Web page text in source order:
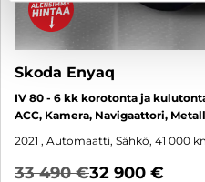
Skoda Enyaq
IV 80 - 6 kk korotonta ja
ACC, Kamera, Navigaattori,
2021 , Automaatti, Sähkö, 41 000
33 490 €32 900 €